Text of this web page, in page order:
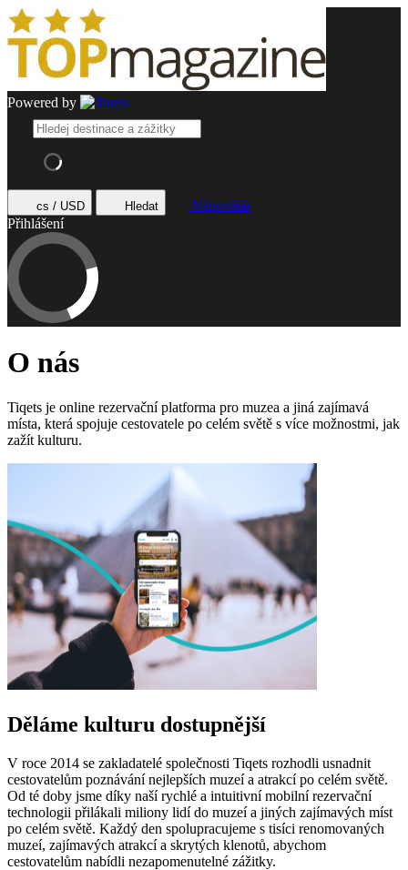
Powered by
cs / USD Hledat
Nápověda
Přihlášení
O nás
Tiqets je online rezervační platforma pro muzea a jiná zajímavá
místa, která spojuje cestovatele po celém světě s více možnostmi, jak
zažít kulturu.
Děláme kulturu dostupnější
V roce 2014 se zakladatelé společnosti Tiqets rozhodli usnadnit
cestovatelům poznávání nejlepších muzeí a atrakcí po celém světě.
Od té doby jsme díky naší rychlé a intuitivní mobilní rezervační
technologii přilákali miliony lidí do muzeí a jiných zajímavých míst
po celém světě. Každý den spolupracujeme s tisíci renomovaných
muzeí, zajímavých atrakcí a skrytých klenotů, abychom
cestovatelům nabídli nezapomenutelné zážitky.